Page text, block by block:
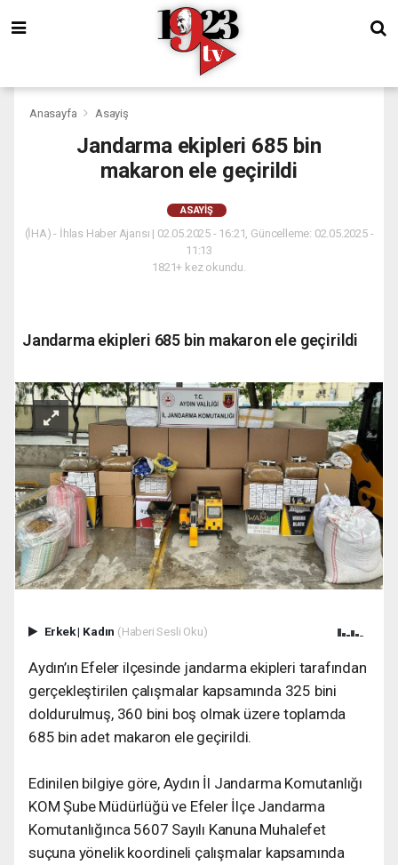
Anasayfa Asayiş
Jandarma ekipleri 685 bin
makaron ele geçirildi
ASAYIŞ
(İHA) - İhlas Haber Ajansı | 02.05.2025 - 16:21, Güncelleme: 02.05.2025 -
11:13
1821+ kez okundu.
Jandarma ekipleri 685 bin makaron ele geçirildi
Erkek| Kadın (Haberi Sesli Oku)
Aydın’ın Efeler ilçesinde jandarma ekipleri tarafından
gerçekleştirilen çalışmalar kapsamında 325 bini
doldurulmuş, 360 bini boş olmak üzere toplamda
685 bin adet makaron ele geçirildi.
Edinilen bilgiye göre, Aydın İl Jandarma Komutanlığı
KOM Şube Müdürlüğü ve Efeler İlçe Jandarma
Komutanlığınca 5607 Sayılı Kanuna Muhalefet
suçuna yönelik koordineli çalışmalar kapsamında